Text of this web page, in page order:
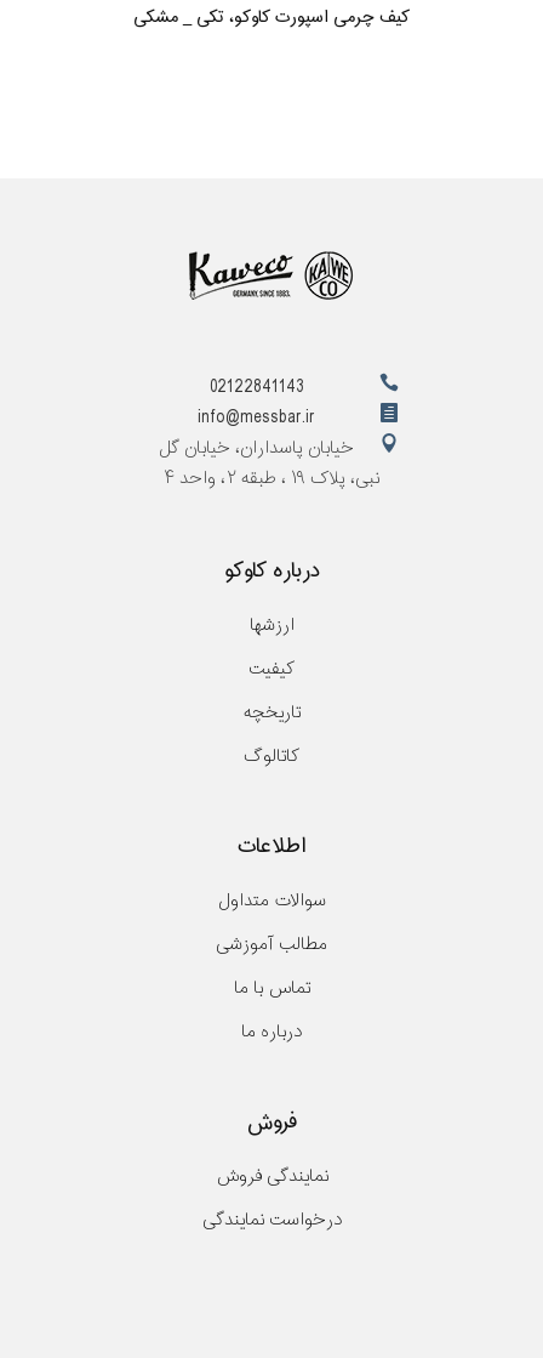
کیف چرمی اسپورت کاوکو، تکی _ مشکی
02122841143
info@messbar.ir
خیابان پاسداران، خیابان گل
نبی، پلاک ۱۹ ، طبقه ۲، واحد ۴
درباره کاوکو
ارزشها
کیفیت
تاریخچه
کاتالوگ
اطلاعات
سوالات متداول
مطالب آموزشی
تماس با ما
درباره ما
فروش
نمایندگی فروش
درخواست نمایندگی